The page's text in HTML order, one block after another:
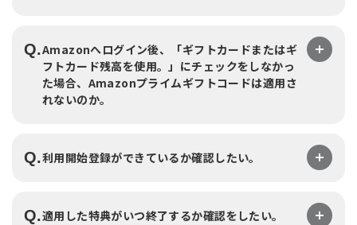
Q.Amazonへログイン後、「ギフトカードまたはギ
フトカード残高を使用。」にチェックをしなかっ
た場合、Amazonプライムギフトコードは適用さ
れないのか。
Q.利用開始登録ができているか確認したい。
Q.適用した特典がいつ終了するか確認をしたい。